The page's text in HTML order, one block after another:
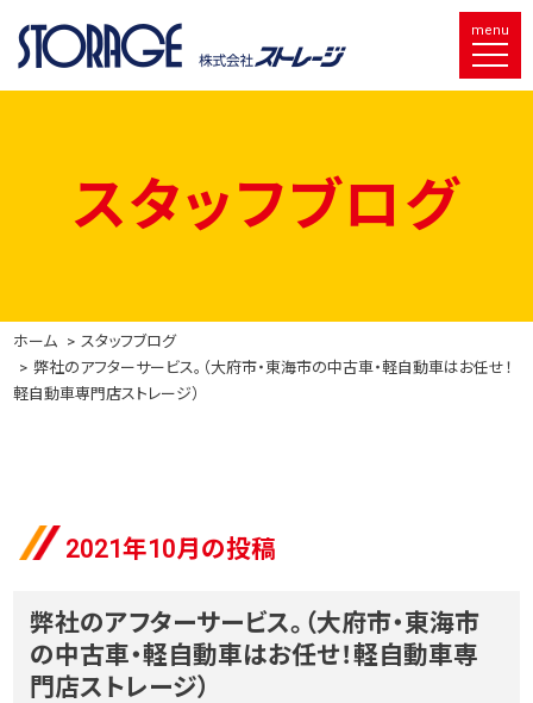
menu
スタッフブログ
ホーム
スタッフブログ
弊社のアフターサービス。（大府市・東海市の中古車・軽自動車はお任せ！
軽自動車専門店ストレージ）
2021年10月の投稿
弊社のアフターサービス。（大府市・東海市
の中古車・軽自動車はお任せ！軽自動車専
門店ストレージ）